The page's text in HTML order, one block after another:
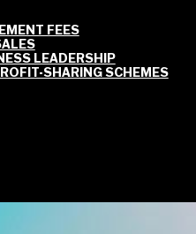
FEES
LEADERSHIP
SHARING SCHEMES